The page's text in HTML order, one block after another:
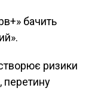
бачить
ризики
перетину